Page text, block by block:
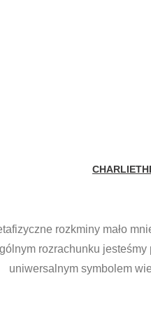
rozkminy mało
rozrachunku
uniwersalnym symbolem